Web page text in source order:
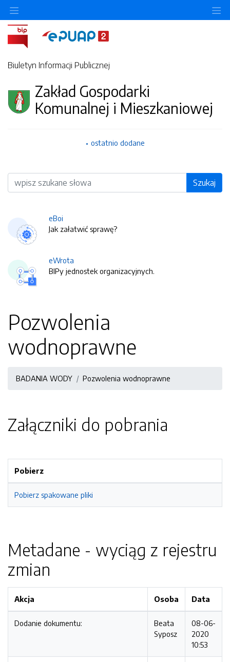
Biuletyn Informacji Publicznej
Zakład Gospodarki
Komunalnej i Mieszkaniowej
ostatnio dodane
Wyszukiwarka Szukaj
eBoi
Jak załatwić sprawę?
eWrota
BIPy jednostek organizacyjnych.
Pozwolenia
wodnoprawne
BADANIA WODY Pozwolenia wodnoprawne
Załączniki do pobrania
Pobierz
Pobierz spakowane pliki
Metadane - wyciąg z rejestru
zmian
Akcja Osoba Data
Dodanie dokumentu:
Beata
Syposz
08-06-
2020
10:53